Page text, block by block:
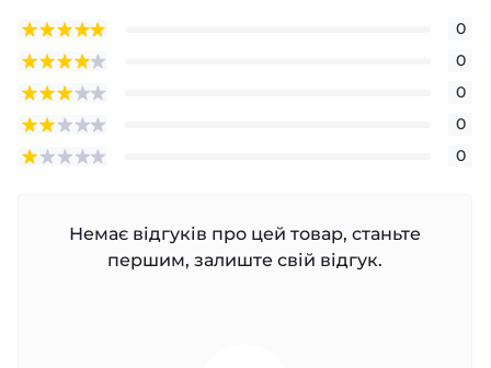
0
0
0
0
0
Немає відгуків про цей товар, станьте
першим, залиште свій відгук.